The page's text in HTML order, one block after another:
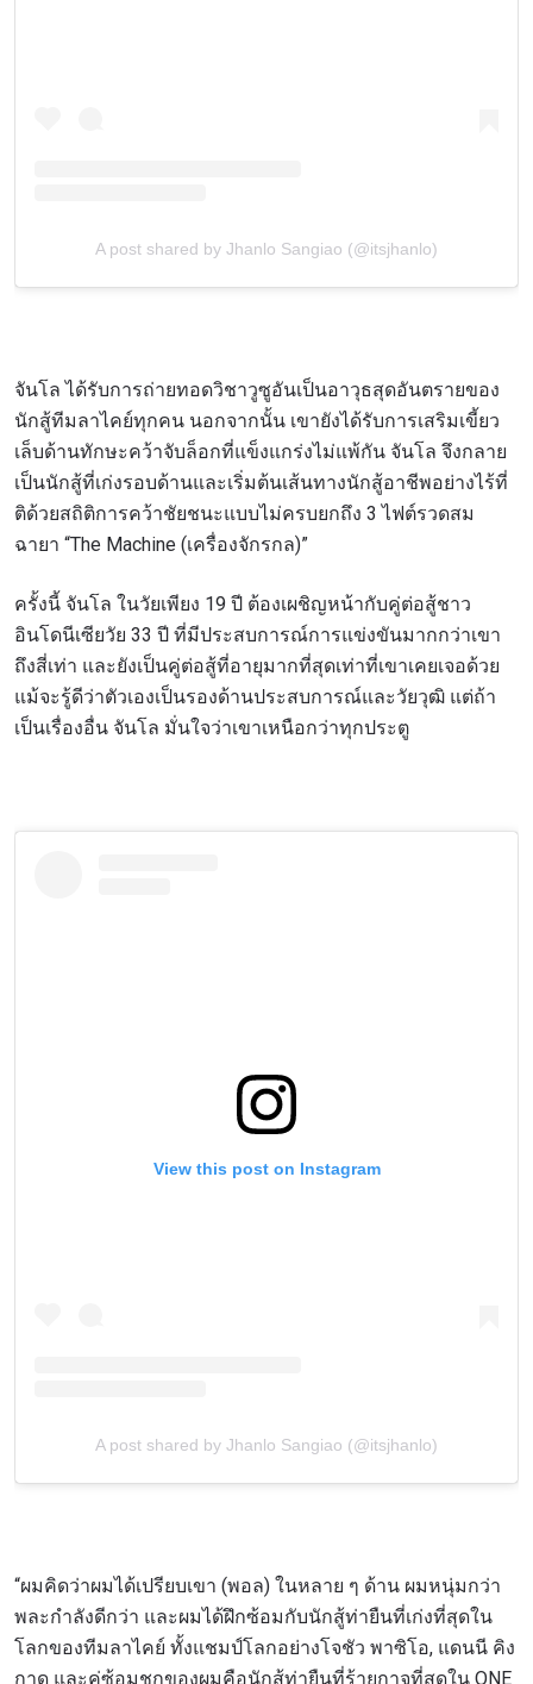
A post shared by Jhanlo Sangiao (@itsjhanlo)
จันโล ได้รับการถ่ายทอดวิชาวูซูอันเป็นอาวุธสุดอันตรายของ
นักสู้ทีมลาไคย์ทุกคน นอกจากนั้น เขายังได้รับการเสริมเขี้ยว
เล็บด้านทักษะคว้าจับล็อกที่แข็งแกร่งไม่แพ้กัน จันโล จึงกลาย
เป็นนักสู้ที่เก่งรอบด้านและเริ่มต้นเส้นทางนักสู้อาชีพอย่างไร้ที่
ติด้วยสถิติการคว้าชัยชนะแบบไม่ครบยกถึง 3 ไฟต์รวดสม
ฉายา “The Machine (เครื่องจักรกล)”
ครั้งนี้ จันโล ในวัยเพียง 19 ปี ต้องเผชิญหน้ากับคู่ต่อสู้ชาว
อินโดนีเซียวัย 33 ปี ที่มีประสบการณ์การแข่งขันมากกว่าเขา
ถึงสี่เท่า และยังเป็นคู่ต่อสู้ที่อายุมากที่สุดเท่าที่เขาเคยเจอด้วย
แม้จะรู้ดีว่าตัวเองเป็นรองด้านประสบการณ์และวัยวุฒิ แต่ถ้า
เป็นเรื่องอื่น จันโล มั่นใจว่าเขาเหนือกว่าทุกประตู
View this post on Instagram
A post shared by Jhanlo Sangiao (@itsjhanlo)
“ผมคิดว่าผมได้เปรียบเขา (พอล) ในหลาย ๆ ด้าน ผมหนุ่มกว่า
พละกำลังดีกว่า และผมได้ฝึกซ้อมกับนักสู้ท่ายืนที่เก่งที่สุดใน
โลกของทีมลาไคย์ ทั้งแชมป์โลกอย่างโจชัว พาซิโอ, แดนนี คิง
กาด และคู่ซ้อมชกของผมคือนักสู้ท่ายืนที่ร้ายกาจที่สุดใน ONE